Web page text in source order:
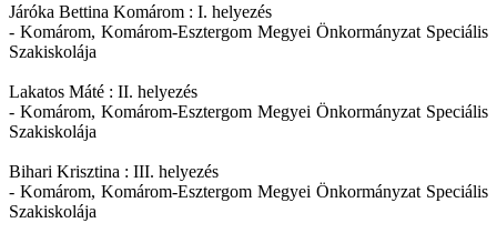
Járóka Bettina Komárom : I. helyezés
- Komárom, Komárom-Esztergom Megyei Önkormányzat Speciális
Szakiskolája
Lakatos Máté : II. helyezés
- Komárom, Komárom-Esztergom Megyei Önkormányzat Speciális
Szakiskolája
Bihari Krisztina : III. helyezés
- Komárom, Komárom-Esztergom Megyei Önkormányzat Speciális
Szakiskolája